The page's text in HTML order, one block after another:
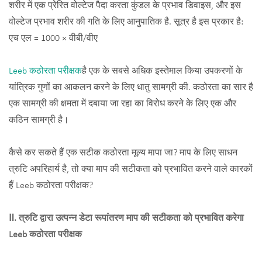
शरीर में एक प्रेरित वोल्टेज पैदा करता कुंडल के प्रभाव डिवाइस, और इस
वोल्टेज प्रभाव शरीर की गति के लिए आनुपातिक है. सूत्र है इस प्रकार है:
एच एल = 1000 × वीबी/वीए
Leeb कठोरता परीक्षकहै एक के सबसे अधिक इस्तेमाल किया उपकरणों के
यांत्रिक गुणों का आकलन करने के लिए धातु सामग्री की. कठोरता का सार है
एक सामग्री की क्षमता में दबाया जा रहा का विरोध करने के लिए एक और
कठिन सामग्री है।
कैसे कर सकते हैं एक सटीक कठोरता मूल्य मापा जा? माप के लिए साधन
त्रुटि अपरिहार्य है, तो क्या माप की सटीकता को प्रभावित करने वाले कारकों
हैं Leeb कठोरता परीक्षक?
Ⅱ. त्रुटि द्वारा उत्पन्न डेटा रूपांतरण माप की सटीकता को प्रभावित करेगा
Leeb कठोरता परीक्षक